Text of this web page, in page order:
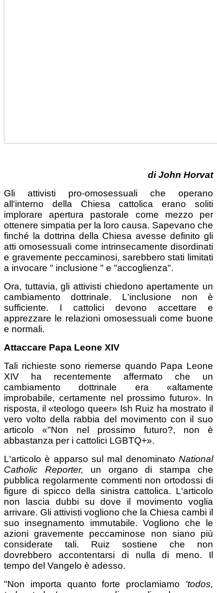
di John Horvat
Gli attivisti pro-omosessuali che operano
all'interno della Chiesa cattolica erano soliti
implorare apertura pastorale come mezzo per
ottenere simpatia per la loro causa. Sapevano che
finché la dottrina della Chiesa avesse definito gli
atti omosessuali come intrinsecamente disordinati
e gravemente peccaminosi, sarebbero stati limitati
a invocare " inclusione " e "accoglienza".
Ora, tuttavia, gli attivisti chiedono apertamente un
cambiamento dottrinale. L'inclusione non è
sufficiente. I cattolici devono accettare e
apprezzare le relazioni omosessuali come buone
e normali.
Attaccare Papa Leone XIV
Tali richieste sono riemerse quando Papa Leone
XIV ha recentemente affermato che un
cambiamento dottrinale era «altamente
improbabile, certamente nel prossimo futuro». In
risposta, il «teologo queer» Ish Ruiz ha mostrato il
vero volto della rabbia del movimento con il suo
articolo «"Non nel prossimo futuro?, non è
abbastanza per i cattolici LGBTQ+».
L'articolo è apparso sul mal denominato National
Catholic Reporter, un organo di stampa che
pubblica regolarmente commenti non ortodossi di
figure di spicco della sinistra cattolica. L'articolo
non lascia dubbi su dove il movimento voglia
arrivare. Gli attivisti vogliono che la Chiesa cambi il
suo insegnamento immutabile. Vogliono che le
azioni gravemente peccaminose non siano più
considerate tali. Ruiz sostiene che non
dovrebbero accontentarsi di nulla di meno. Il
tempo del Vangelo è adesso.
"Non importa quanto forte proclamiamo 'todos,